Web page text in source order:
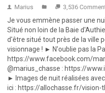
Marius 3,536
Je vous emmène passer une
Situé non loin de la Baie
d'être situé tout près de la ville
visionnage ! ► N'oublie pas la
https://www.facebook.com/
@marius_chasse : https://
► Images de nuit réalisées
ici : https://allochasse.fr/